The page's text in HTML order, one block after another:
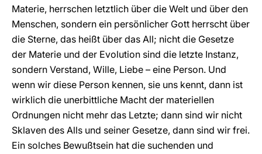
Materie, herrschen letztlich über die Welt und über den
Menschen, sondern ein persönlicher Gott herrscht über
die Sterne, das heißt über das All; nicht die Gesetze
der Materie und der Evolution sind die letzte Instanz,
sondern Verstand, Wille, Liebe – eine Person. Und
wenn wir diese Person kennen, sie uns kennt, dann ist
wirklich die unerbittliche Macht der materiellen
Ordnungen nicht mehr das Letzte; dann sind wir nicht
Sklaven des Alls und seiner Gesetze, dann sind wir frei.
Ein solches Bewußtsein hat die suchenden und